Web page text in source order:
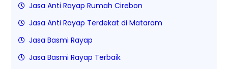
Jasa Anti Rayap Rumah Cirebon
Jasa Anti Rayap Terdekat di Mataram
Jasa Basmi Rayap
Jasa Basmi Rayap Terbaik